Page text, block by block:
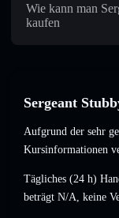
Wie kann man
kaufen
Sergeant
Aufgrund der sehr
Kursinformationen
Tägliches (24 h)
beträgt N/A, keine